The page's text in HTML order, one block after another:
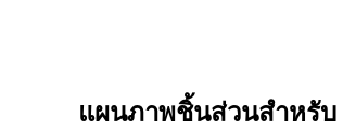
แผนภาพชิ้นส่วนสำหรับ